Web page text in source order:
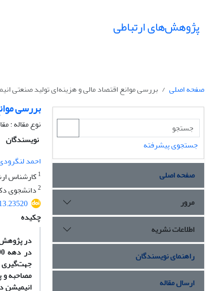
پژوهش‌های ارتباطی
صفحه اصلی بررسی موانع اقتصاد مالی و هزینه‌ای تولید صنعتی انیمیشن
بررسی
نوع مقاله :
نویسندگان
احمد
1کارشناس
2دانشجوی
چکیده
در پژوهش
جهت‌گیری
مصاحبه
انیمیشن
جستجوی پیشرفته
صفحه اصلی
مرور
اطلاعات نشریه
راهنمای نویسندگان
ارسال مقاله